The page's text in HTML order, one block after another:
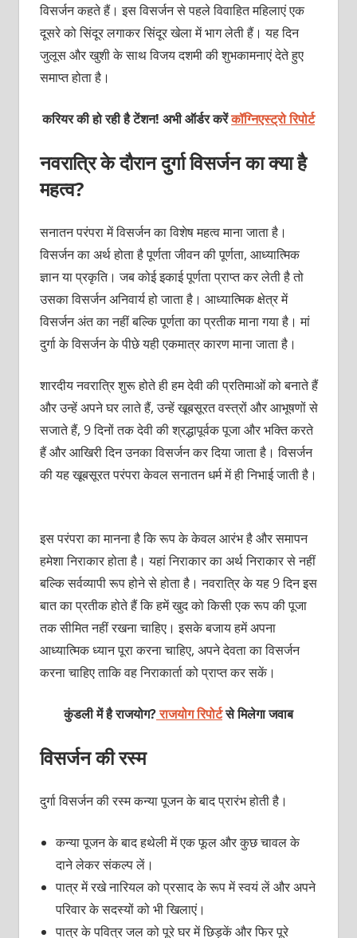
विसर्जन कहते हैं। इस विसर्जन से पहले विवाहित महिलाएं एक
दूसरे को सिंदूर लगाकर सिंदूर खेला में भाग लेती हैं। यह दिन
जुलूस और खुशी के साथ विजय दशमी की शुभकामनाएं देते हुए
समाप्त होता है।
करियर की हो रही है टेंशन! अभी ऑर्डर करेंकॉग्निएस्ट्रो रिपोर्ट
नवरात्रि के दौरान दुर्गा विसर्जन का क्या है
महत्व?
सनातन परंपरा में विसर्जन का विशेष महत्व माना जाता है।
विसर्जन का अर्थ होता है पूर्णता जीवन की पूर्णता, आध्यात्मिक
ज्ञान या प्रकृति। जब कोई इकाई पूर्णता प्राप्त कर लेती है तो
उसका विसर्जन अनिवार्य हो जाता है। आध्यात्मिक क्षेत्र में
विसर्जन अंत का नहीं बल्कि पूर्णता का प्रतीक माना गया है। मां
दुर्गा के विसर्जन के पीछे यही एकमात्र कारण माना जाता है।
शारदीय नवरात्रि शुरू होते ही हम देवी की प्रतिमाओं को बनाते हैं
और उन्हें अपने घर लाते हैं, उन्हें खूबसूरत वस्त्रों और आभूषणों से
सजाते हैं, 9 दिनों तक देवी की श्रद्धापूर्वक पूजा और भक्ति करते
हैं और आखिरी दिन उनका विसर्जन कर दिया जाता है। विसर्जन
की यह खूबसूरत परंपरा केवल सनातन धर्म में ही निभाई जाती है।
इस परंपरा का मानना है कि रूप के केवल आरंभ है और समापन
हमेशा निराकार होता है। यहां निराकार का अर्थ निराकार से नहीं
बल्कि सर्वव्यापी रूप होने से होता है। नवरात्रि के यह 9 दिन इस
बात का प्रतीक होते हैं कि हमें खुद को किसी एक रूप की पूजा
तक सीमित नहीं रखना चाहिए। इसके बजाय हमें अपना
आध्यात्मिक ध्यान पूरा करना चाहिए, अपने देवता का विसर्जन
करना चाहिए ताकि वह निराकार्ता को प्राप्त कर सकें।
कुंडली में है राजयोग?राजयोग रिपोर्टसे मिलेगा जवाब
विसर्जन की रस्म
दुर्गा विसर्जन की रस्म कन्या पूजन के बाद प्रारंभ होती है।
कन्या पूजन के बाद हथेली में एक फूल और कुछ चावल के
दाने लेकर संकल्प लें।
पात्र में रखे नारियल को प्रसाद के रूप में स्वयं लें और अपने
परिवार के सदस्यों को भी खिलाएं।
पात्र के पवित्र जल को पूरे घर में छिड़कें और फिर पूरे